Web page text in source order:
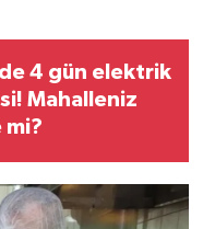
4 gün elektrik
Mahalleniz
mi?